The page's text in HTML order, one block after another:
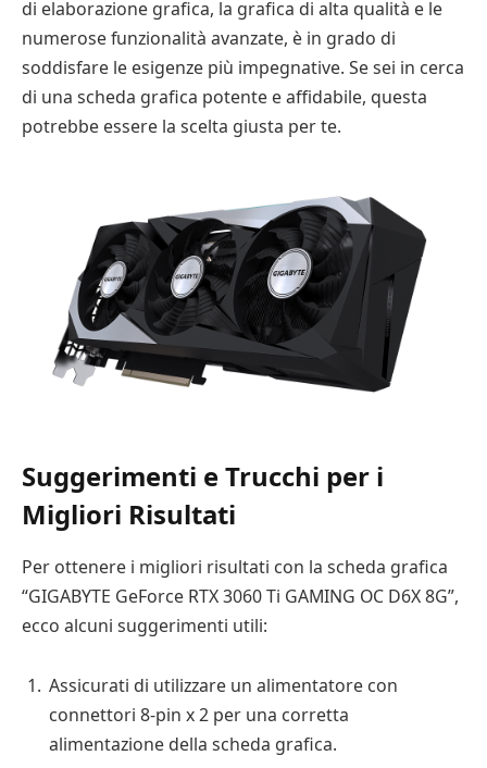
di elaborazione grafica, la grafica di alta qualità e le
numerose funzionalità avanzate, è in grado di
soddisfare le esigenze più impegnative. Se sei in cerca
di una scheda grafica potente e affidabile, questa
potrebbe essere la scelta giusta per te.
Suggerimenti e Trucchi per i
Migliori Risultati
Per ottenere i migliori risultati con la scheda grafica
“GIGABYTE GeForce RTX 3060 Ti GAMING OC D6X 8G”,
ecco alcuni suggerimenti utili:
Assicurati di utilizzare un alimentatore con
connettori 8-pin x 2 per una corretta
alimentazione della scheda grafica.